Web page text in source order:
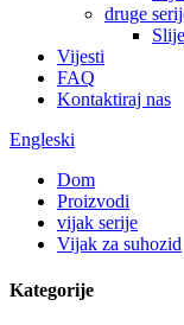
druge
Vijesti
FAQ
Kontaktiraj nas
Engleski
Dom
Proizvodi
vijak serije
Vijak za suhozid
Kategorije